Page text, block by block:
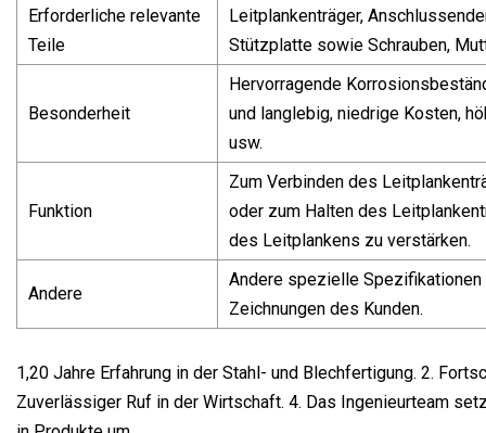
Erforderliche relevante
Teile
Leitplankenträger,
Stützplatte sowie Schrauben,
Besonderheit
Hervorragende
und langlebig, niedrige Kosten,
usw.
Funktion
Zum Verbinden des
oder zum Halten des
des Leitplankens zu verstärken.
Andere
Andere spezielle
Zeichnungen des Kunden.
1,20 Jahre Erfahrung in der Stahl- und Blechfertigung. 2.
Zuverlässiger Ruf in der Wirtschaft. 4. Das Ingenieurteam